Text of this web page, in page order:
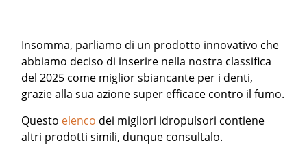
Insomma, parliamo di un prodotto innovativo che
abbiamo deciso di inserire nella nostra classifica
del 2025 come miglior sbiancante per i denti,
grazie alla sua azione super efficace contro il fumo.
Questo elenco dei migliori idropulsori contiene
altri prodotti simili, dunque consultalo.